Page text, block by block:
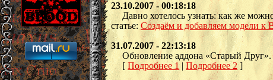
23.10.2007 - 00:18:18
Давно хотелось узнать: как же
статье: Создаём и добавляем модели к
31.07.2007 - 22:13:18
Обновление аддона «Старый
[Подробнее 1 |Подробнее 2 ]